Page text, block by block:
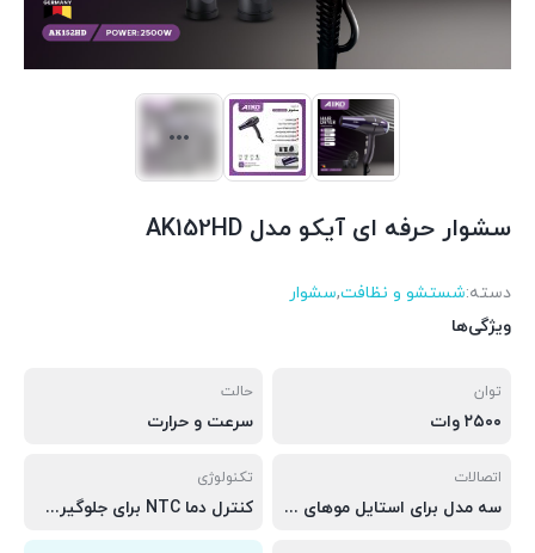
سشوار حرفه ای آیکو مدل AK152HD
دسته:شستشو و نظافت,سشوار
ویژگی‌ها
توان
۲۵۰۰ وات
حالت
سرعت و حرارت
اتصالات
سه مدل برای استایل موهای صاف، فر و موج دار
تکنولوژی
کنترل دما NTC برای جلوگیری از آسیب حرارتی